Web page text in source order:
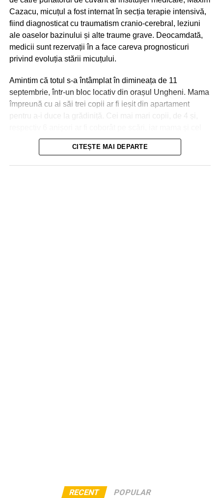
Nici în Chișinău situația nu a fost una mai bună. Aici
Cazacu, micuțul a fost internat în secția terapie intensivă,
fiind diagnosticat cu traumatism cranio-cerebral, leziuni
ale oaselor bazinului și alte traume grave. Deocamdată,
medicii sunt rezervații în a face careva prognosticuri
privind evoluția stării micuțului.
Amintim că totul s-a întâmplat în dimineața de 11
septembrie, într-un bloc locativ din orașul Ungheni. Mama
împreună cu ai săi trei copii ar fi ieșit din apartament
pentru a-i duce la grădiniță. Cei mai mari copii, de 4 și,
de-al treilea micuț, de 2 ani, urmau să meargă cu
ascensorul. La ușile deschise ale liftului, mama a reușit
CITEȘTE MAI DEPARTE
RECENT POPULAR